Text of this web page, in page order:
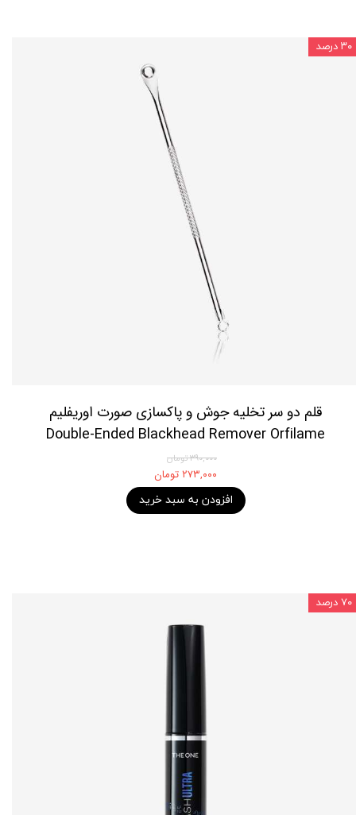
قلم دو سر تخلیه جوش و پاکسازی صورت اوریفلیم
Double-Ended Blackhead Remover Orfilame
۳۹۰,۰۰۰ تومان
۲۷۳,۰۰۰ تومان
افزودن به سبد خرید
۳۰ درصد
۷۰ درصد